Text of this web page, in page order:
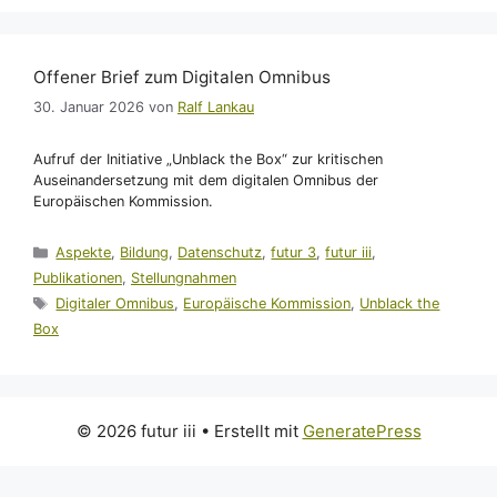
Offener Brief zum Digitalen Omnibus
30. Januar 2026 von Ralf Lankau
Aufruf der Initiative „Unblack the Box“ zur kritischen
Auseinandersetzung mit dem digitalen Omnibus der
Europäischen Kommission.
Kategorien
Aspekte, Bildung, Datenschutz,futur 3,futur iii,
Publikationen, Stellungnahmen
Schlagwörter
Digitaler Omnibus, Europäische Kommission, Unblack the
Box
© 2026 futur iii • Erstellt mit GeneratePress